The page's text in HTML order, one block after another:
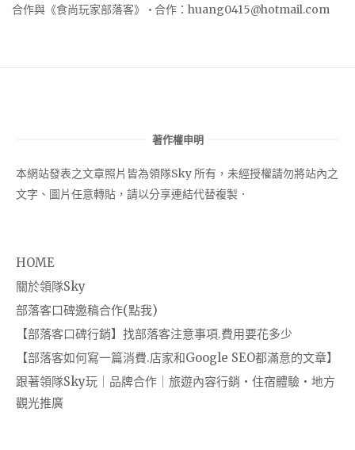
合作與《食尚玩家部落客》 • 合作： huang0415@hotmail.com
著作權申明
本網站發表之文章照片皆為領隊Sky 所有，未經授權請勿將站內之
文字、圖片任意轉貼，請以分享連結代替複製．
HOME
關於領隊Sky
部落客口碑邀稿合作(點我)
【部落客口碑行銷】找部落客注意事項.費用要花多少
【部落客如何寫一篇消費.店家和Google SEO都滿意的文章】
跟著領隊Sky玩｜品牌合作｜旅遊內容行銷・住宿體驗・地方
觀光推廣